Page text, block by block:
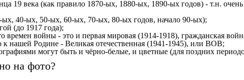
19 века (как правило 1870-ых, 1880-ых, 1890-ых годов) - т.н.
ых, 40-ых, 50-ых, 60-ых, 70-ых, 80-ых годов, начало 90-ых);
(до 1917 года);
времен войны - это и первая мировая (1914-1918), гражданская
нашей Родине - Великая отечественная (1941-1945), или ВОВ;
могут быть и чёрно-белые, и цветные (для поздних
на фото?